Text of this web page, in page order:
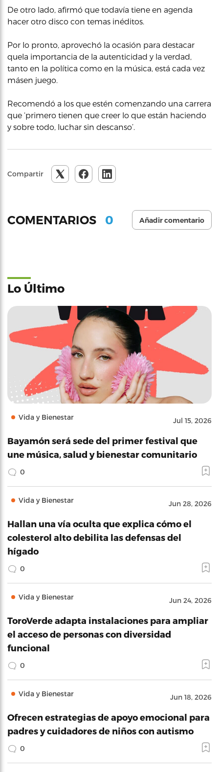
De otro lado, afirmó que todavía tiene en agenda
hacer otro disco con temas inéditos.
Por lo pronto, aprovechó la ocasión para destacar
quela importancia de la autenticidad y la verdad,
tanto en la política como en la música, está cada vez
másen juego.
Recomendó a los que estén comenzando una carrera
que ‘primero tienen que creer lo que están haciendo
y sobre todo, luchar sin descanso’.
Compartir
COMENTARIOS 0 Añadir comentario
Lo Último
Vida y Bienestar Jul 15, 2026
Bayamón será sede del primer festival que
une música, salud y bienestar comunitario
0
Vida y Bienestar Jun 28, 2026
Hallan una vía oculta que explica cómo el
colesterol alto debilita las defensas del
hígado
0
Vida y Bienestar Jun 24, 2026
ToroVerde adapta instalaciones para ampliar
el acceso de personas con diversidad
funcional
0
Vida y Bienestar Jun 18, 2026
Ofrecen estrategias de apoyo emocional para
padres y cuidadores de niños con autismo
0